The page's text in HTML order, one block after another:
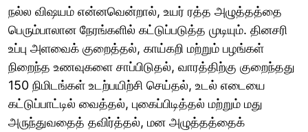
நல்ல விஷயம் என்னவென்றால், உயர் ரத்த அழுத்தத்தை
பெரும்பாலான நேரங்களில் கட்டுப்படுத்த முடியும். தினசரி
உப்பு அளவைக் குறைத்தல், காய்கறி மற்றும் பழங்கள்
நிறைந்த உணவுகளை சாப்பிடுதல், வாரத்திற்கு குறைந்தது
150 நிமிடங்கள் உடற்பயிற்சி செய்தல், உடல் எடையை
கட்டுப்பாட்டில் வைத்தல், புகைப்பிடித்தல் மற்றும் மது
அருந்துவதைத் தவிர்த்தல், மன அழுத்தத்தைக்